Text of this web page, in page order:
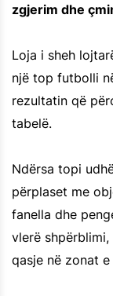
zgjerim dhe
Loja i sheh
një top futbolli
rezultatin që
tabelë.
Ndërsa topi
përplaset me
fanella dhe
vlerë
qasje në zonat